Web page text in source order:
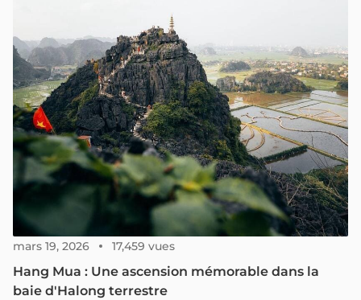
mars 19, 2026 17,459 vues
Hang Mua : Une ascension mémorable dans la
baie d'Halong terrestre